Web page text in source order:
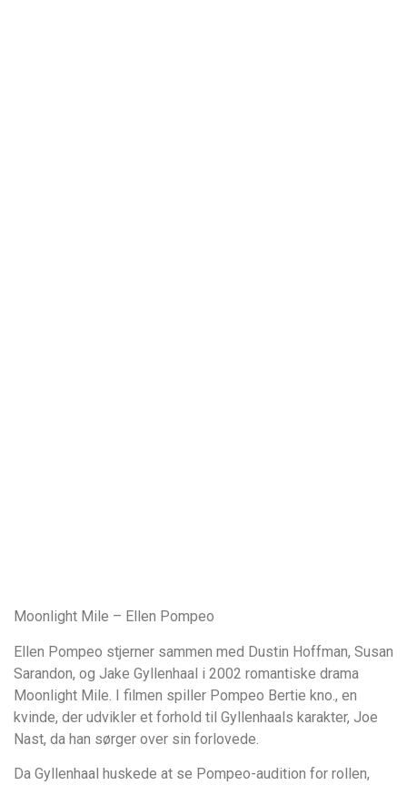
Moonlight Mile – Ellen Pompeo
Ellen Pompeo stjerner sammen med Dustin Hoffman, Susan
Sarandon, og Jake Gyllenhaal i 2002 romantiske drama
Moonlight Mile. I filmen spiller Pompeo Bertie kno., en
kvinde, der udvikler et forhold til Gyllenhaals karakter, Joe
Nast, da han sørger over sin forlovede.
Da Gyllenhaal huskede at se Pompeo-audition for rollen,